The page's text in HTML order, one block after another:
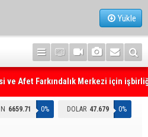
Yükle
ve Afet Farkındalık Merkezi için
6659.71 0% DOLAR 47.679 0%